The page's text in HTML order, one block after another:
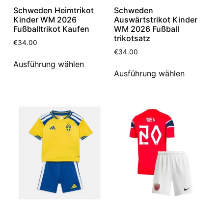
Schweden Heimtrikot
Kinder WM 2026
Fußballtrikot Kaufen
€34.00
Ausführung wählen
Schweden
Auswärtstrikot Kinder
WM 2026 Fußball
trikotsatz
€34.00
Ausführung wählen